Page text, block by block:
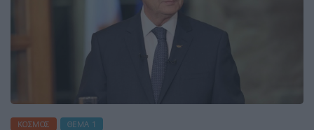
ΚΌΣΜΟΣ ΘΈΜΑ 1